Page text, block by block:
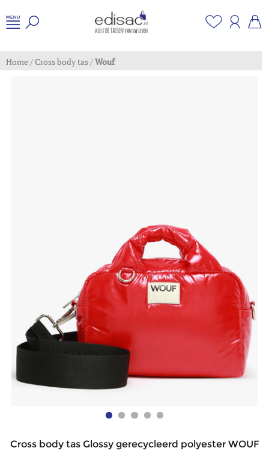
Home/Cross body tas/Wouf
Cross body tas Glossy gerecycleerd polyester WOUF